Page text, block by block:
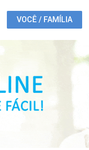
VOCÊ / FAMÍLIA